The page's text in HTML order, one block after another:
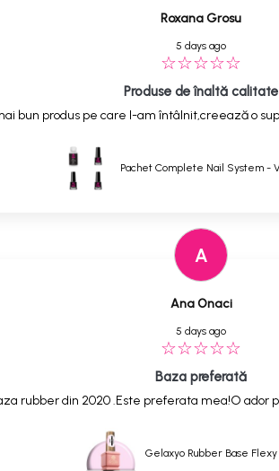
Roxana Grosu
5 days ago
Produse de înaltă calitate
bun produs pe care l-am întâlnit,creează o
Pachet Complete Nail System -
A
Ana Onaci
5 days ago
Baza preferată
rubber din 2020 .Este preferata mea!O ador
Gelaxyo Rubber Base Flexy